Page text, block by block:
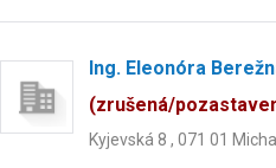
Ing. Eleonóra
(zrušená/
Kyjevská 8 , 071 01